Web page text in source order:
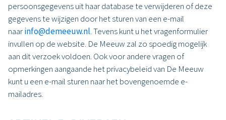
persoonsgegevens uit haar database te verwijderen of deze
gegevens te wijzigen door het sturen van een e-mail
naarinfo@demeeuw.nl. Tevens kunt u het vragenformulier
invullen op de website. De Meeuw zal zo spoedig mogelijk
aan dit verzoek voldoen. Ook voor andere vragen of
opmerkingen aangaande het privacybeleid van De Meeuw
kunt u een e-mail sturen naar het bovengenoemde e-
mailadres.